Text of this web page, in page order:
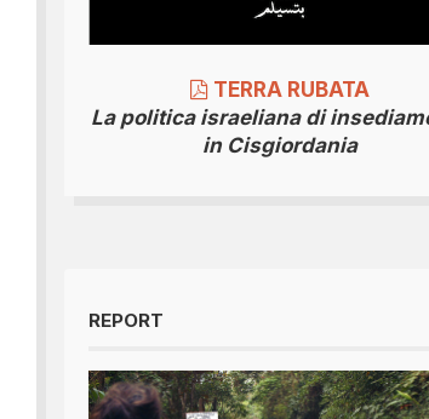
TERRA RUBATA
La politica israeliana di
in Cisgiordania
REPORT